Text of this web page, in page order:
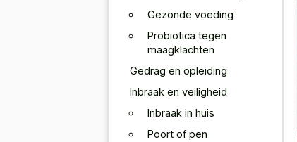
Gezonde voeding
Probiotica tegen
maagklachten
Gedrag en opleiding
Inbraak en veiligheid
Inbraak in huis
Poort of pen